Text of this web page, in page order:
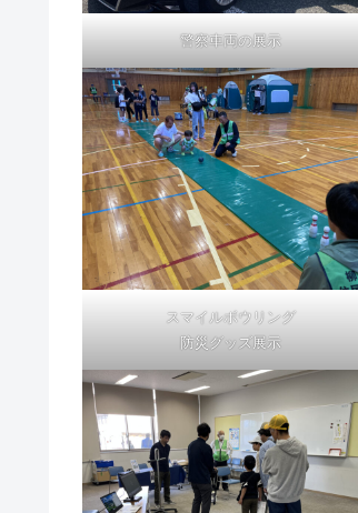
警察車両の展示
スマイルボウリング
防災グッズ展示